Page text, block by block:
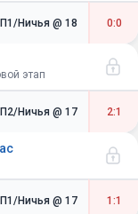
Ничья @ 18 0:0
этап
Ничья @ 17 2:1
Ничья @ 17 1:1